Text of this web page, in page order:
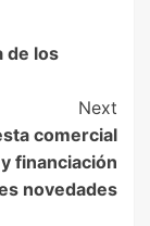
de los
Next
comercial
financiación
novedades